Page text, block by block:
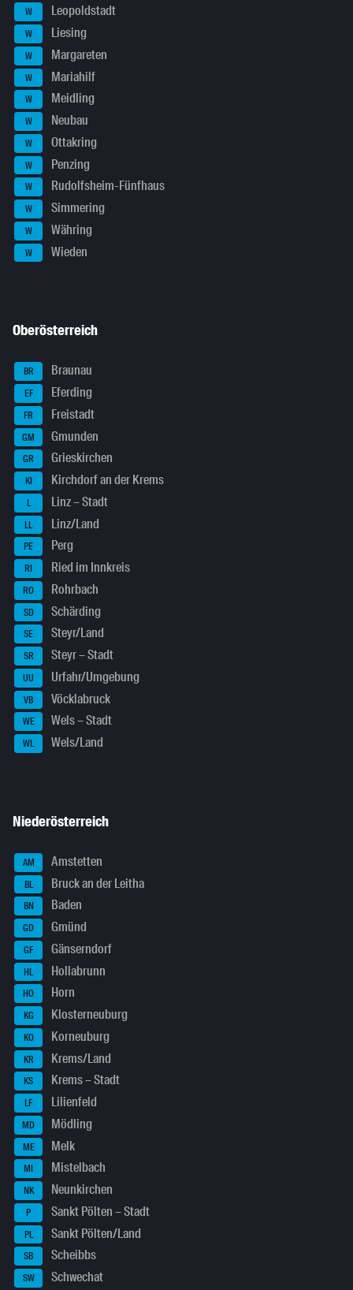
W Leopoldstadt
W Liesing
W Margareten
W Mariahilf
W Meidling
W Neubau
W Ottakring
W Penzing
W Rudolfsheim-Fünfhaus
W Simmering
W Währing
W Wieden
Oberösterreich
BR Braunau
EF Eferding
FR Freistadt
GM Gmunden
GR Grieskirchen
KI Kirchdorf an der Krems
L Linz – Stadt
LL Linz/Land
PE Perg
RI Ried im Innkreis
RO Rohrbach
SD Schärding
SE Steyr/Land
SR Steyr – Stadt
UU Urfahr/Umgebung
VB Vöcklabruck
WE Wels – Stadt
WL Wels/Land
Niederösterreich
AM Amstetten
BL Bruck an der Leitha
BN Baden
GD Gmünd
GF Gänserndorf
HL Hollabrunn
HO Horn
KG Klosterneuburg
KO Korneuburg
KR Krems/Land
KS Krems – Stadt
LF Lilienfeld
MD Mödling
ME Melk
MI Mistelbach
NK Neunkirchen
P Sankt Pölten – Stadt
PL Sankt Pölten/Land
SB Scheibbs
SW Schwechat